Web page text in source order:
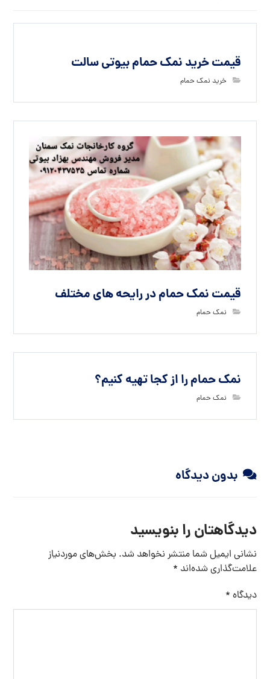
قیمت خرید نمک حمام بیوتی سالت
خرید نمک حمام
قیمت نمک حمام در رایحه های مختلف
نمک حمام
نمک حمام را از کجا تهیه کنیم؟
نمک حمام
بدون دیدگاه
دیدگاهتان را بنویسید
نشانی ایمیل شما منتشر نخواهد شد. بخش‌های موردنیاز
علامت‌گذاری شده‌اند *
دیدگاه *